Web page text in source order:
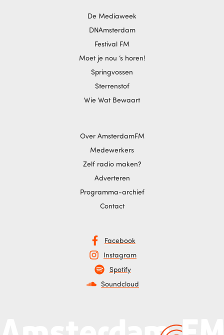
De Mediaweek
DNAmsterdam
Festival FM
Moet je nou ‘s horen!
Springvossen
Sterrenstof
Wie Wat Bewaart
Over AmsterdamFM
Medewerkers
Zelf radio maken?
Adverteren
Programma-archief
Contact
Facebook
Instagram
Spotify
Soundcloud